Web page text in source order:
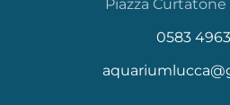
Piazza Curtatone
0583